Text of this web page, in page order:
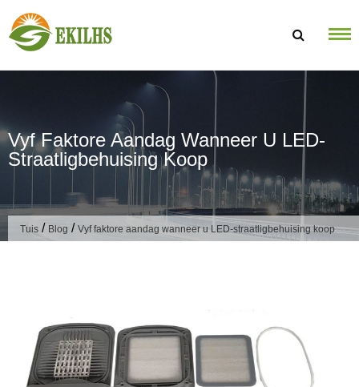
Vyf Faktore Aandag Wanneer U LED-
Straatligbehuising Koop
Tuis / Blog / Vyf faktore aandag wanneer u LED-straatligbehuising koop